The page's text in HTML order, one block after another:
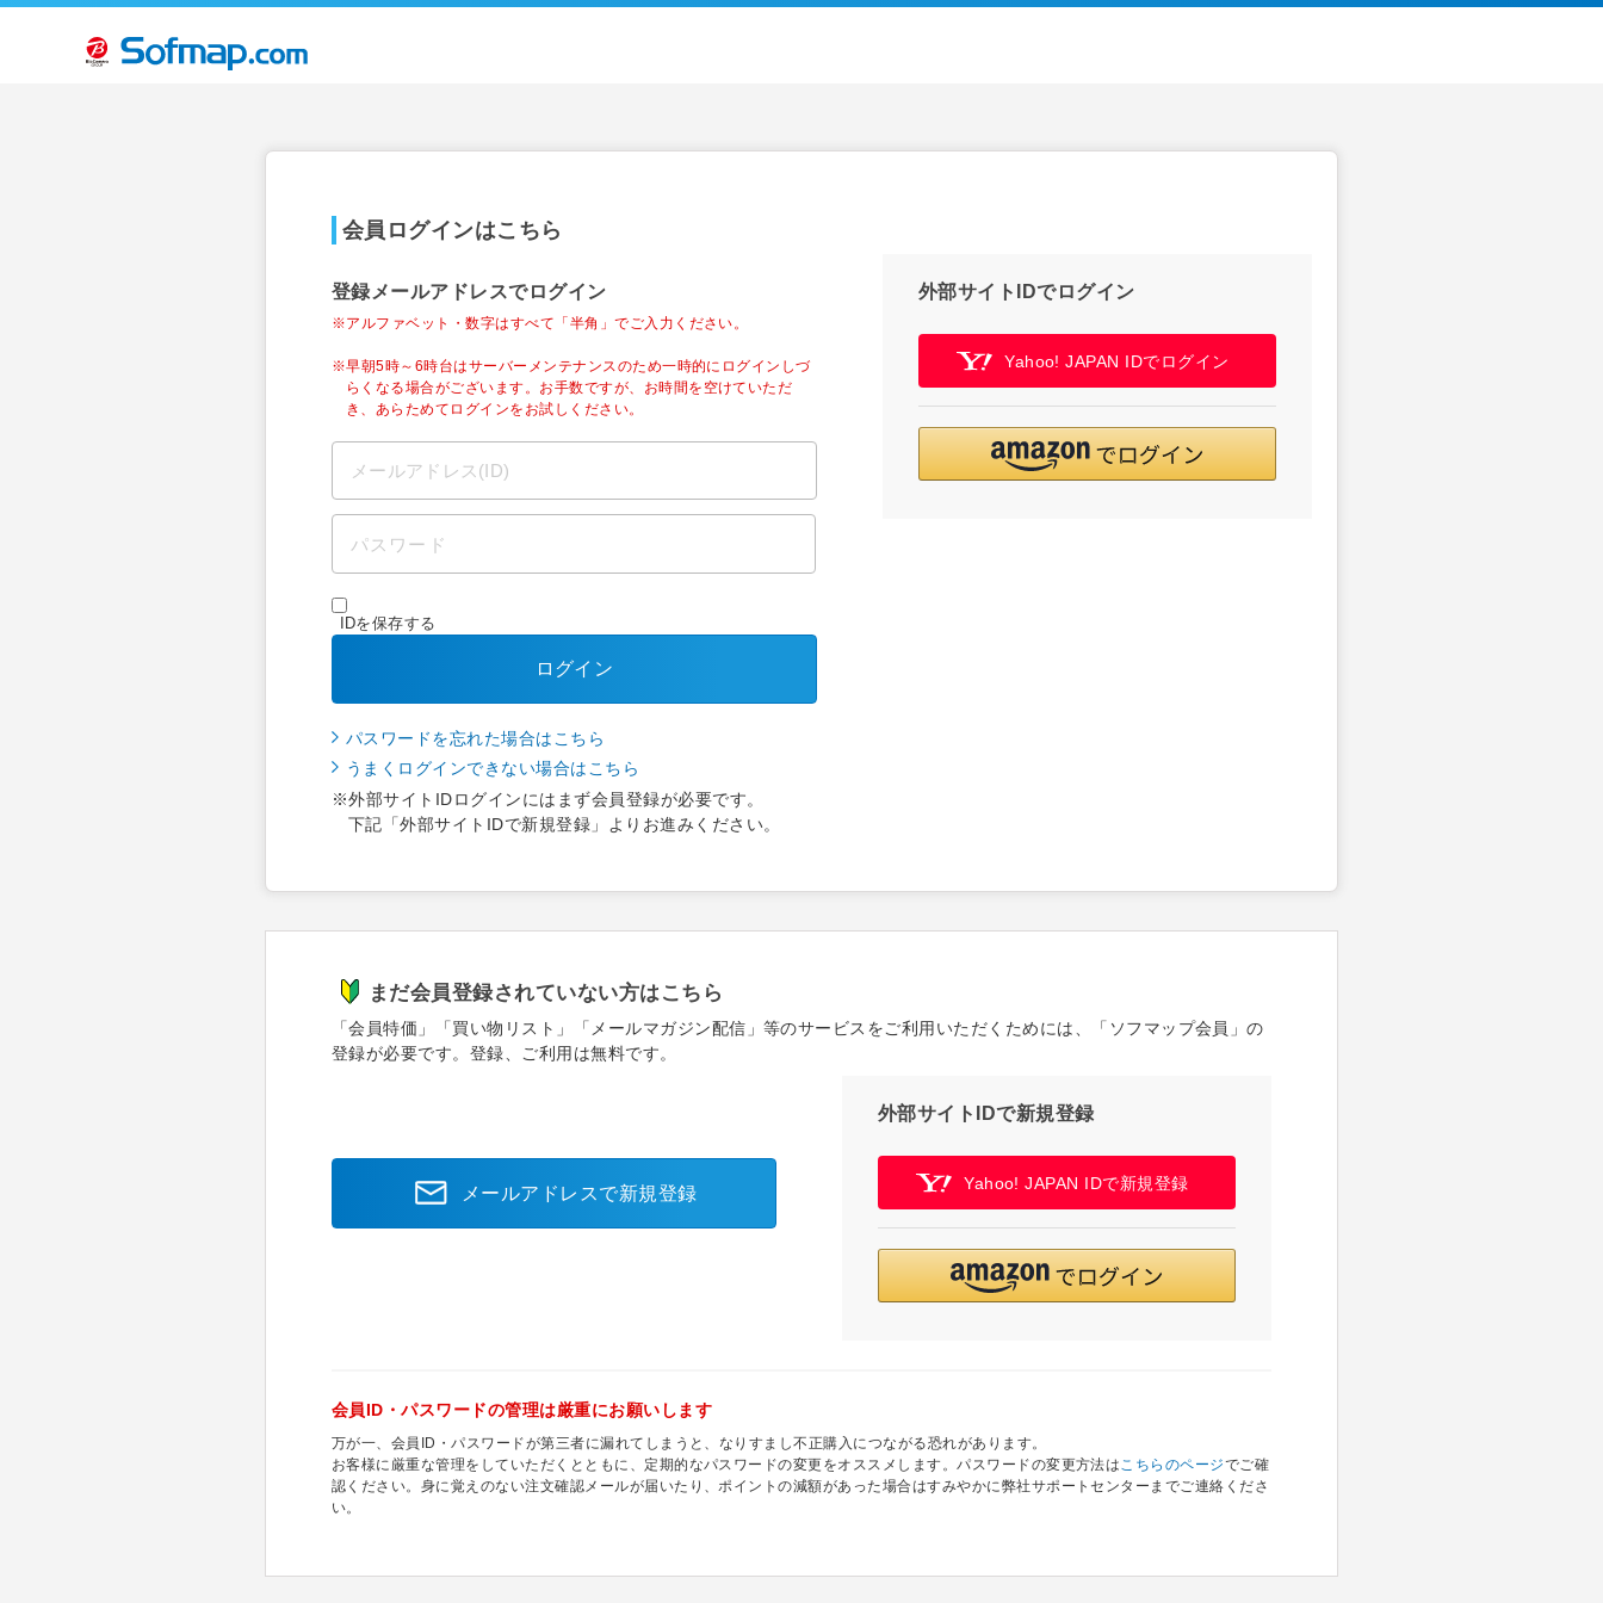
会員ログインはこちら
登録メールアドレスでログイン
※アルファベット・数字はすべて「半角」でご入力ください。
※早朝5時～6時台はサーバーメンテナンスのため一時的にログインしづ
らくなる場合がございます。お手数ですが、お時間を空けていただ
き、あらためてログインをお試しください。
IDを保存する
ログイン
パスワードを忘れた場合はこちら
うまくログインできない場合はこちら
※外部サイトIDログインにはまず会員登録が必要です。
下記「外部サイトIDで新規登録」よりお進みください。
外部サイトIDでログイン
Yahoo! JAPAN IDでログイン
まだ会員登録されていない方はこちら
「会員特価」「買い物リスト」「メールマガジン配信」等のサービスをご利用いただくためには、「ソフマップ会員」の
登録が必要です。登録、ご利用は無料です。
メールアドレスで新規登録
外部サイトIDで新規登録
Yahoo! JAPAN IDで新規登録
会員ID・パスワードの管理は厳重にお願いします
万が一、会員ID・パスワードが第三者に漏れてしまうと、なりすまし不正購入につながる恐れがあります。
お客様に厳重な管理をしていただくとともに、定期的なパスワードの変更をオススメします。パスワードの変更方法はこちらのページでご確
認ください。身に覚えのない注文確認メールが届いたり、ポイントの減額があった場合はすみやかに弊社サポートセンターまでご連絡くださ
い。